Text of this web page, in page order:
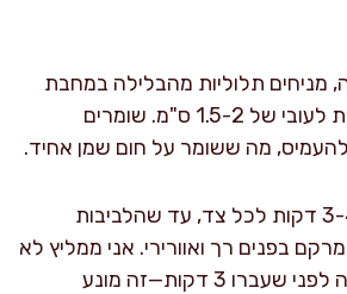
מניחים תלוליות מהבלילה במחבת
ומשטחים בעדינות לעובי של 1.5-2 ס"מ. שומרים
להעמיס, מה ששומר על חום שמן אחיד.
מטגנים במשך 3-4 דקות לכל צד, עד שהלביבות
בפנים רך ואוורירי. אני ממליץ לא
להזיז את הלביבה לפני שעברו 3 דקות—זה מונע